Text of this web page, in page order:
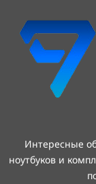
содержимому
Интересные
ноутбуков и